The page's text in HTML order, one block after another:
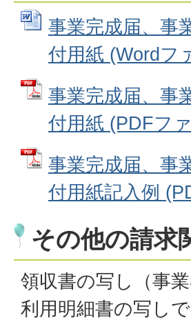
事業完成届、事
付用紙 (Wordフ
事業完成届、事
付用紙 (PDFフ
事業完成届、事
付用紙記入例
その他の請求
領収書の写し（事
利用明細書の写しで